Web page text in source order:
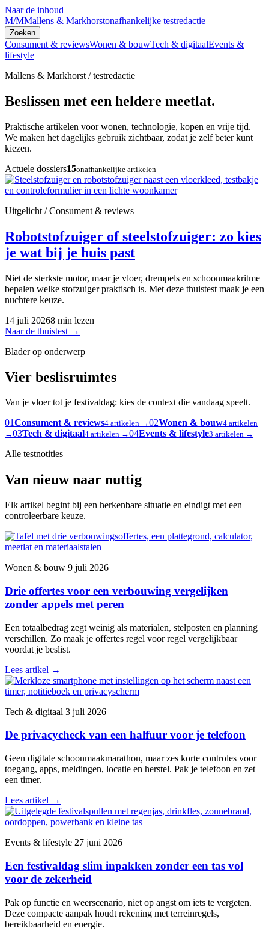
Naar de inhoud
M/MMallens & Markhorstonafhankelijke testredactie
Zoeken
Consument & reviewsWonen & bouwTech & digitaalEvents &
lifestyle
Mallens & Markhorst / testredactie
Beslissen met een heldere meetlat.
Praktische artikelen voor wonen, technologie, kopen en vrije tijd.
We maken het dagelijks gebruik zichtbaar, zodat je zelf beter kunt
kiezen.
Actuele dossiers15onafhankelijke artikelen
Uitgelicht / Consument & reviews
Robotstofzuiger of steelstofzuiger: zo kies
je wat bij je huis past
Niet de sterkste motor, maar je vloer, drempels en schoonmaakritme
bepalen welke stofzuiger praktisch is. Met deze thuistest maak je een
nuchtere keuze.
14 juli 20268 min lezen
Naar de thuistest →
Blader op onderwerp
Vier beslisruimtes
Van je vloer tot je festivaldag: kies de context die vandaag speelt.
01Consument & reviews4 artikelen →02Wonen & bouw4 artikelen
→03Tech & digitaal4 artikelen →04Events & lifestyle3 artikelen →
Alle testnotities
Van nieuw naar nuttig
Elk artikel begint bij een herkenbare situatie en eindigt met een
controleerbare keuze.
Wonen & bouw 9 juli 2026
Drie offertes voor een verbouwing vergelijken
zonder appels met peren
Een totaalbedrag zegt weinig als materialen, stelposten en planning
verschillen. Zo maak je offertes regel voor regel vergelijkbaar
voordat je beslist.
Lees artikel →
Tech & digitaal 3 juli 2026
De privacycheck van een halfuur voor je telefoon
Geen digitale schoonmaakmarathon, maar zes korte controles voor
toegang, apps, meldingen, locatie en herstel. Pak je telefoon en zet
een timer.
Lees artikel →
Events & lifestyle 27 juni 2026
Een festivaldag slim inpakken zonder een tas vol
voor de zekerheid
Pak op functie en weerscenario, niet op angst om iets te vergeten.
Deze compacte aanpak houdt rekening met terreinregels,
bereikbaarheid en energie.